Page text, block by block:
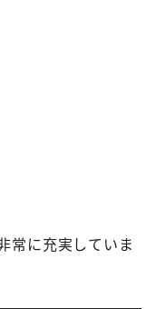
常に充実していま